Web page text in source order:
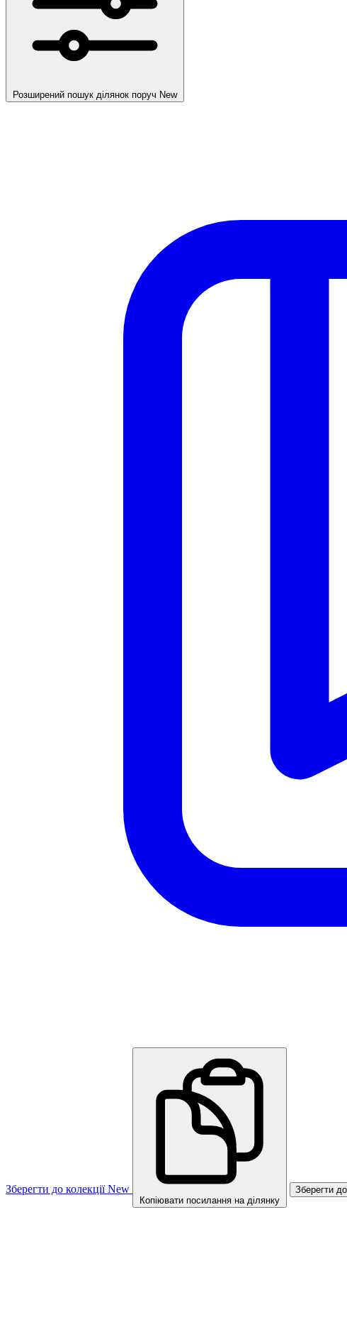
Розширений пошук ділянок поруч New
Зберегти до колекції New
Копіювати посилання на ділянку
Зберегти